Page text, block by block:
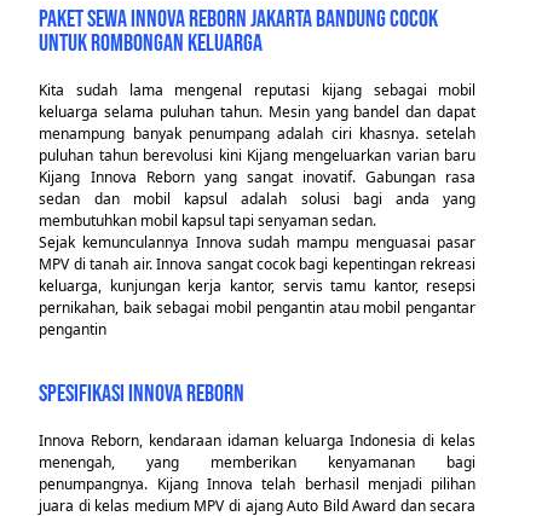
PAKET SEWA INNOVA REBORN JAKARTA BANDUNG COCOK
UNTUK ROMBONGAN KELUARGA
Kita sudah lama mengenal reputasi kijang sebagai mobil
keluarga selama puluhan tahun. Mesin yang bandel dan dapat
menampung banyak penumpang adalah ciri khasnya. setelah
puluhan tahun berevolusi kini Kijang mengeluarkan varian baru
Kijang Innova Reborn yang sangat inovatif. Gabungan rasa
sedan dan mobil kapsul adalah solusi bagi anda yang
membutuhkan mobil kapsul tapi senyaman sedan.
Sejak kemunculannya Innova sudah mampu menguasai pasar
MPV di tanah air. Innova sangat cocok bagi kepentingan rekreasi
keluarga, kunjungan kerja kantor, servis tamu kantor, resepsi
pernikahan, baik sebagai mobil pengantin atau mobil pengantar
pengantin
SPESIFIKASI INNOVA REBORN
Innova Reborn, kendaraan idaman keluarga Indonesia di kelas
menengah, yang memberikan kenyamanan bagi
penumpangnya. Kijang Innova telah berhasil menjadi pilihan
juara di kelas medium MPV di ajang Auto Bild Award dan secara